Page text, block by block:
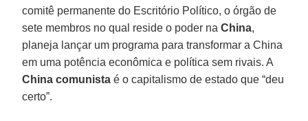
comitê permanente do Escritório Político, o órgão de
sete membros no qual reside o poder naChina,
planeja lançar um programa para transformar a China
em uma potência econômica e política sem rivais. A
China comunista é o capitalismo de estado que “deu
certo”.